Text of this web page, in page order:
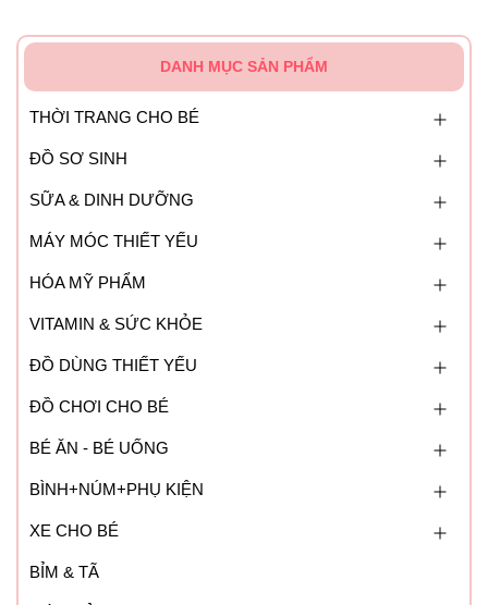
DANH MỤC SẢN PHẨM
THỜI TRANG CHO BÉ
ĐỒ SƠ SINH
SỮA & DINH DƯỠNG
MÁY MÓC THIẾT YẾU
HÓA MỸ PHẨM
VITAMIN & SỨC KHỎE
ĐỒ DÙNG THIẾT YẾU
ĐỒ CHƠI CHO BÉ
BÉ ĂN - BÉ UỐNG
BÌNH+NÚM+PHỤ KIỆN
XE CHO BÉ
BỈM & TÃ